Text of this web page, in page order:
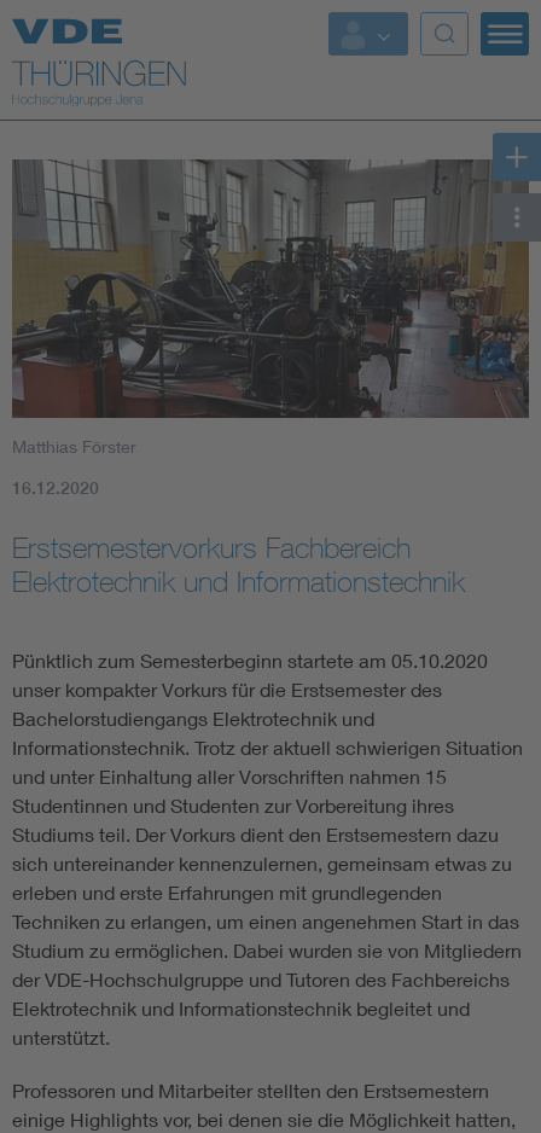
Top Themen
Fokusthemen
Energy
AI & Digital Trust
Health
Mobility
Assisted Living
Electromobility
Energy efficiency
Energy storage
Functional safety
Matthias Förster
16.12.2020
Erstsemestervorkurs Fachbereich
Elektrotechnik und Informationstechnik
Pünktlich zum Semesterbeginn startete am 05.10.2020
unser kompakter Vorkurs für die Erstsemester des
Bachelorstudiengangs Elektrotechnik und
Informationstechnik. Trotz der aktuell schwierigen Situation
und unter Einhaltung aller Vorschriften nahmen 15
Studentinnen und Studenten zur Vorbereitung ihres
Studiums teil. Der Vorkurs dient den Erstsemestern dazu
sich untereinander kennenzulernen, gemeinsam etwas zu
erleben und erste Erfahrungen mit grundlegenden
Techniken zu erlangen, um einen angenehmen Start in das
Studium zu ermöglichen. Dabei wurden sie von Mitgliedern
der VDE-Hochschulgruppe und Tutoren des Fachbereichs
Elektrotechnik und Informationstechnik begleitet und
unterstützt.
Professoren und Mitarbeiter stellten den Erstsemestern
einige Highlights vor, bei denen sie die Möglichkeit hatten,